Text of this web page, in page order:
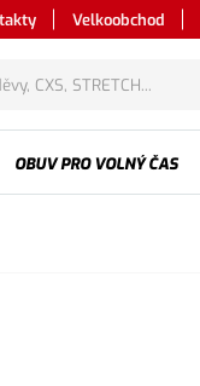
Velkoobchod
OBUV PRO VOLNÝ ČAS